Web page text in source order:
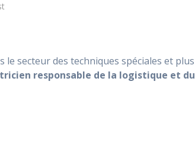
secteur des techniques spéciales et plus
responsable de la logistique et du